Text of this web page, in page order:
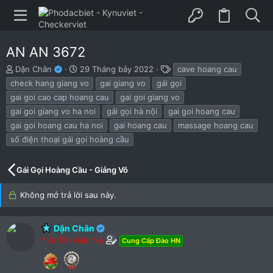
AN AN 3672
B
ắ
t
đ
ầ
u
Dận Chân
N
g
à
y
b
ắ
t
đ
u
29 Tháng bảy 2022
h
ẻ
cave hoang cau
check hang giang vo
gai giang vo
gái gọi
gai goi cao cap hoang cau
gai goi giang vo
gai goi giang vo ha noi
gái gọi hà nội
gai goi hoang cau
gai goi hoang cau ha noi
gai hoang cau
massage hoang cau
số điện thoại gái gọi hoàng cầu
Gái Gọi Hoàng Cầu - Giảng Võ
Không mở trả lời sau này.
Dận Chân
? Ái Tân Giác Na Cung Cấp Đào HN